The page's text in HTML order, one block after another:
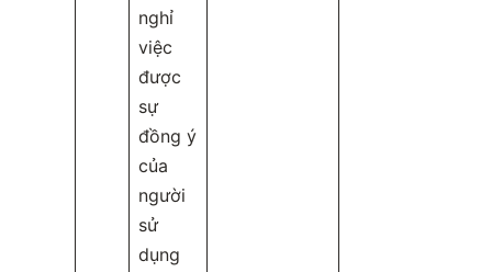
nghỉ
việc
được
sự
đồng ý
của
người
sử
dụng